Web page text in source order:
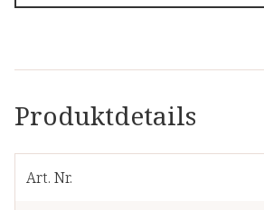
Produktdetails
Art. Nr.